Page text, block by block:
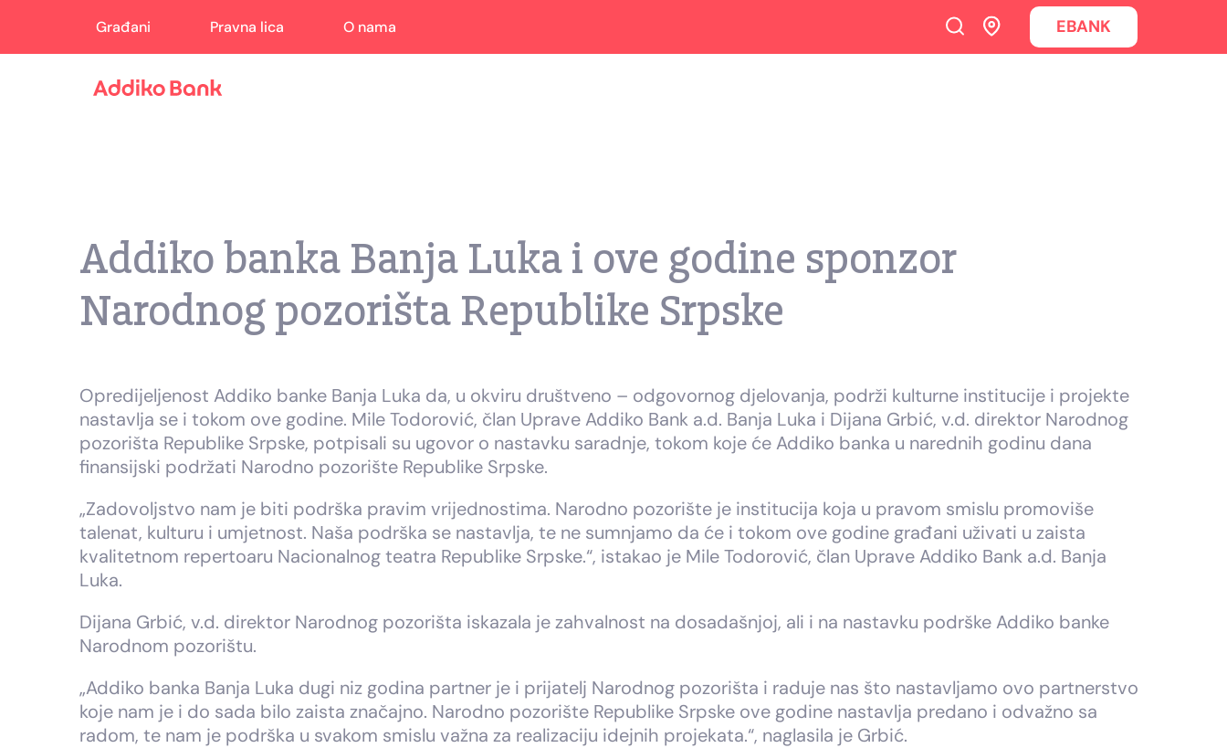
Građani Pravna lica O nama EBANK
Addiko banka Banja Luka i ove godine sponzor
Narodnog pozorišta Republike Srpske
Opredijeljenost Addiko banke Banja Luka da, u okviru društveno – odgovornog djelovanja, podrži kulturne institucije i projekte
nastavlja se i tokom ove godine. Mile Todorović, član Uprave Addiko Bank a.d. Banja Luka i Dijana Grbić, v.d. direktor Narodnog
pozorišta Republike Srpske, potpisali su ugovor o nastavku saradnje, tokom koje će Addiko banka u narednih godinu dana
finansijski podržati Narodno pozorište Republike Srpske.
„Zadovoljstvo nam je biti podrška pravim vrijednostima. Narodno pozorište je institucija koja u pravom smislu promoviše
talenat, kulturu i umjetnost. Naša podrška se nastavlja, te ne sumnjamo da će i tokom ove godine građani uživati u zaista
kvalitetnom repertoaru Nacionalnog teatra Republike Srpske.“, istakao je Mile Todorović, član Uprave Addiko Bank a.d. Banja
Luka.
Dijana Grbić, v.d. direktor Narodnog pozorišta iskazala je zahvalnost na dosadašnjoj, ali i na nastavku podrške Addiko banke
Narodnom pozorištu.
„Addiko banka Banja Luka dugi niz godina partner je i prijatelj Narodnog pozorišta i raduje nas što nastavljamo ovo partnerstvo
koje nam je i do sada bilo zaista značajno. Narodno pozorište Republike Srpske ove godine nastavlja predano i odvažno sa
radom, te nam je podrška u svakom smislu važna za realizaciju idejnih projekata.“, naglasila je Grbić.